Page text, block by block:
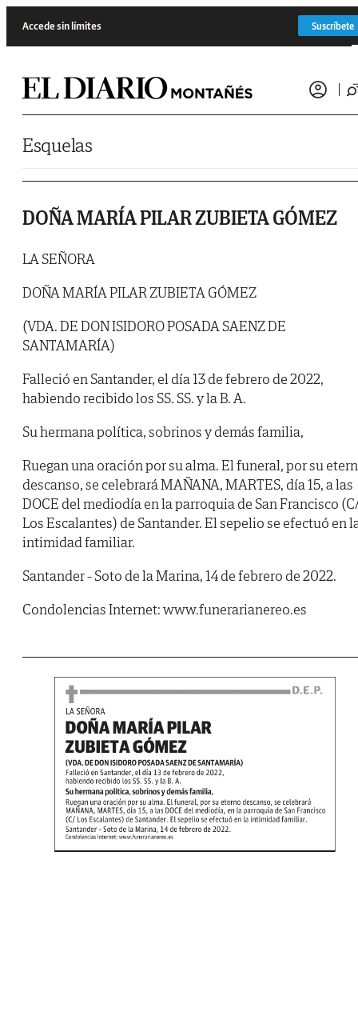
Accede sin límites Suscríbete
Esquelas
DOÑA MARÍA PILAR ZUBIETA GÓMEZ
LA SEÑORA
DOÑA MARÍA PILAR ZUBIETA GÓMEZ
(VDA. DE DON ISIDORO POSADA SAENZ DE
SANTAMARÍA)
Falleció en Santander, el día 13 de febrero de 2022,
habiendo recibido los SS. SS. y la B. A.
Su hermana política, sobrinos y demás familia,
Ruegan una oración por su alma. El funeral, por su
descanso, se celebrará MAÑANA, MARTES, día 15, a las
DOCE del mediodía en la parroquia de San Francisco
Los Escalantes) de Santander. El sepelio se efectuó en
intimidad familiar.
Santander - Soto de la Marina, 14 de febrero de 2022.
Condolencias Internet: www.funerarianereo.es